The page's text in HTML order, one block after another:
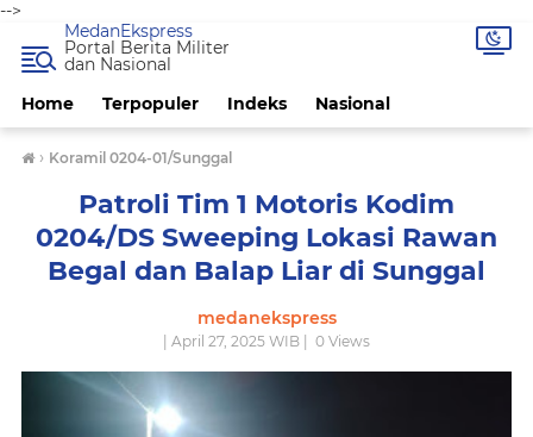
-->
Home Terpopuler Indeks Nasional
MedanEkspress
Portal Berita Militer
dan Nasional
› Koramil 0204-01/Sunggal
Patroli Tim 1 Motoris Kodim
0204/DS Sweeping Lokasi Rawan
Begal dan Balap Liar di Sunggal
medanekspress
| April 27, 2025 WIB | 0 Views